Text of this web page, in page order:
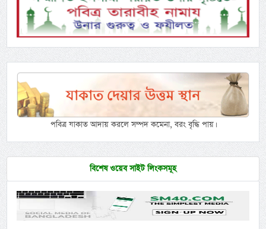
পবিত্র যাকাত আদায় করলে সম্পদ কমেনা, বরং বৃদ্ধি পায়।
বিশেষ ওয়েব সাইট লিংকসমূহ